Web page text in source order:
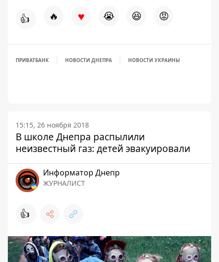
👍 🔥 ♥ 😭 😆 😡
ПРИВАТБАНК НОВОСТИ ДНЕПРА НОВОСТИ УКРАИНЫ
15:15, 26 ноября 2018
В школе Днепра распылили
неизвестный газ: детей эвакуировали
Информатор Днепр
ЖУРНАЛИСТ
👍